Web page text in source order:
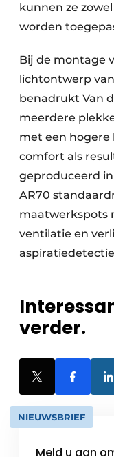
kunnen ze
worden
Bij de montage
lichtontwerp
benadrukt Van
meerdere
met een
comfort als
geproduceerd in
AR70
maatwerkspots
ventilatie en
verder.
NIEUWSBRIEF
Meld u aan